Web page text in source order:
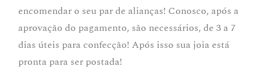
encomendar o seu par de alianças! Conosco, após a
aprovação do pagamento, são necessários, de 3 a 7
dias úteis para confecção! Após isso sua joia está
pronta para ser postada!